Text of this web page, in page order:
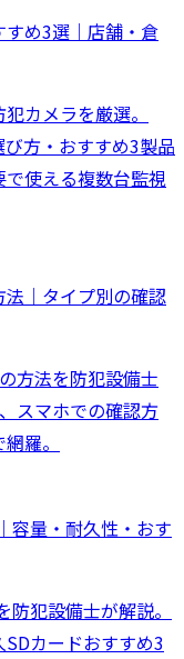
め3選｜店舗・倉
カメラを厳選。
び方・おすすめ3製品
使える複数台監視
｜タイプ別の確認
方法を防犯設備士
スマホでの確認方
羅。
容量・耐久性・おす
犯設備士が解説。
カードおすすめ3